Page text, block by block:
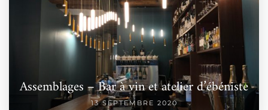
Assemblages – Bar à vin et atelier d’ébéniste
13 SEPTEMBRE 2020